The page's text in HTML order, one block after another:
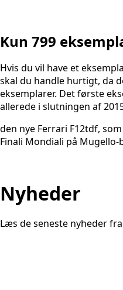
Kun 799
Hvis du vil have et
skal du handle hurtigt, da
eksemplarer. Det første
allerede i slutningen af
den nye Ferrari F12tdf,
Finali Mondiali på Mugello-
Nyheder
Læs de seneste nyheder